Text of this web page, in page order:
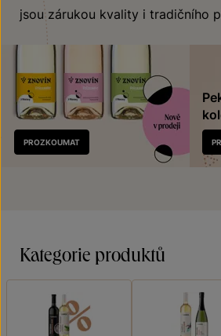
jsou zárukou kvality i tradičního
Nově
v prodeji
PROZKOUMAT
Kategorie produktů